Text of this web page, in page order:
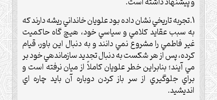
1.تجربه تاريخي نشان داده بود علويان خانداني ريشه دارند که
به سبب عقايد کلامي و سياسي خود، هيچ گاه حاکميت
غير فاطمي را مشروع نمي دانند و به دنبال اين باور، قيام
کرده، پس از هر شکست به دنبال تجديد سازماندهي خود بر
مي آيند؛ بنابراين خطر علويان کاملاً از ميان نرفته است و
براي جلوگيري از سر باز کردن دوباره آن بايد چاره اي
انديشيد.